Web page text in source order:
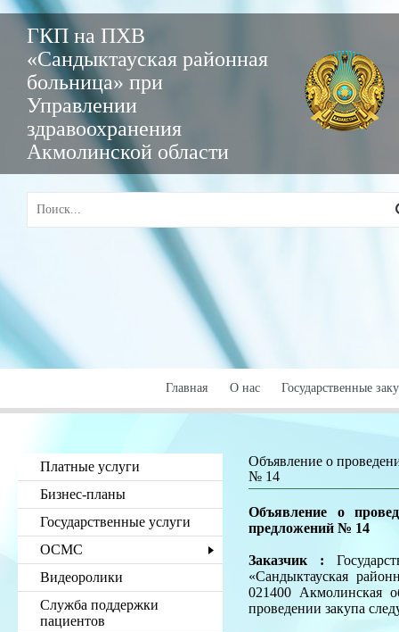
ГКП на ПХВ
«Сандыктауская районная
больница» при
Управлении
здравоохранения
Акмолинской области
Главная О нас Государственные
Платные услуги
Бизнес-планы
Государственные услуги
ОСМС
Видеоролики
Служба поддержки
пациентов
Объявление о
№ 14
Объявление о
предложений № 14
Заказчик :
«Сандыктауская
021400 Акмолинская
проведении закупа